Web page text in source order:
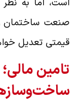
است، اما به
صنعت ساختمان
قیمتی تعدیل
تامین